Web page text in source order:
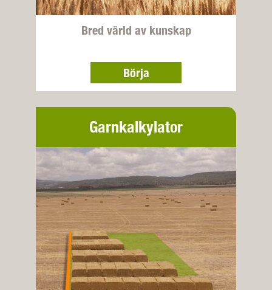
Bred värld av kunskap
Börja
Garnkalkylator